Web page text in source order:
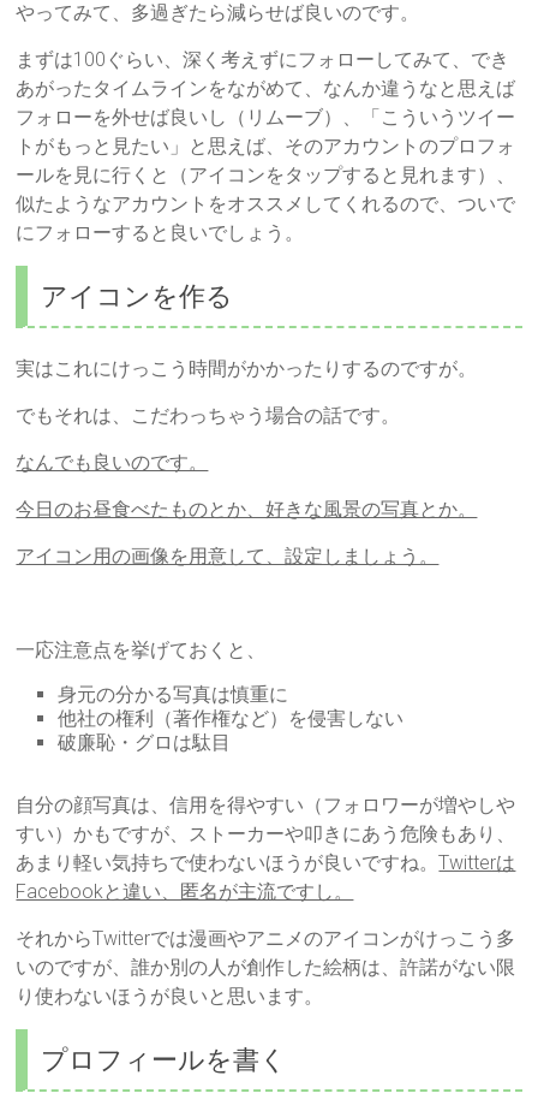
やってみて、多過ぎたら減らせば良いのです。
まずは100ぐらい、深く考えずにフォローしてみて、でき
あがったタイムラインをながめて、なんか違うなと思えば
フォローを外せば良いし（リムーブ）、「こういうツイー
トがもっと見たい」と思えば、そのアカウントのプロフォ
ールを見に行くと（アイコンをタップすると見れます）、
似たようなアカウントをオススメしてくれるので、ついで
にフォローすると良いでしょう。
アイコンを作る
実はこれにけっこう時間がかかったりするのですが。
でもそれは、こだわっちゃう場合の話です。
なんでも良いのです。
今日のお昼食べたものとか、好きな風景の写真とか。
アイコン用の画像を用意して、設定しましょう。
一応注意点を挙げておくと、
身元の分かる写真は慎重に
他社の権利（著作権など）を侵害しない
破廉恥・グロは駄目
自分の顔写真は、信用を得やすい（フォロワーが増やしや
すい）かもですが、ストーカーや叩きにあう危険もあり、
あまり軽い気持ちで使わないほうが良いですね。Twitterは
Facebookと違い、匿名が主流ですし。
それからTwitterでは漫画やアニメのアイコンがけっこう多
いのですが、誰か別の人が創作した絵柄は、許諾がない限
り使わないほうが良いと思います。
プロフィールを書く